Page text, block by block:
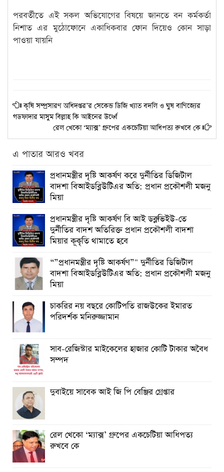
পরবর্তীতে এই সকল অভিযোগের বিষয়ে জানতে বন কর্মকর্তা
নিশাত এর মুঠোফোনে একাধিকবার ফোন দিয়েও কোন সাড়া
পাওয়া যায়নি
কৃষি সম্প্রসারণ অধিদপ্তর’র সেকেন্ড ডিজি খ্যাত বদলি ও ঘুষ বাণিজ্যের
গডফাদার মাসুম বিল্লাহ কি আইনের উর্ধ্বে
রেল খেকো ‘ম্যাক্স’ গ্রুপের একচেটিয়া আধিপত্য রুখবে কে
এ পাতার আরও খবর
প্রধানমন্ত্রীর দৃষ্টি আকর্ষণ করে দুর্নীতির ডিজিটাল
বাদশা বিআইডব্লিউটিএর অতি: প্রধান প্রকৌশলী মজনু
মিয়া
প্রধানমন্ত্রীর দৃষ্টি আকর্ষণ বি আই ডব্লুভিইউ-তে
দুর্নীতির বাদশ অতিরিক্ত প্রধান প্রকৌশলী বাদশা
মিয়ার কূকৃতি থামাতে হবে
“”প্রধানমন্ত্রীর দৃষ্টি আকর্ষণ”" দুর্নীতির ডিজিটাল
বাদশা বিআইডব্লিউটিএর অতি: প্রধান প্রকৌশলী মজনু
মিয়া
চাকরির নয় বছরে কোটিপতি রাজউকের ইমারত
পরিদর্শক মনিরুজ্জামান
সাব-রেজিস্টার মাইকেলের হাজার কোটি টাকার অবৈধ
সম্পদ
দুবাইয়ে সাবেক আই জি পি বেঞ্জির গ্রেপ্তার
রেল খেকো ‘ম্যাক্স’ গ্রুপের একচেটিয়া আধিপত্য
রুখবে কে